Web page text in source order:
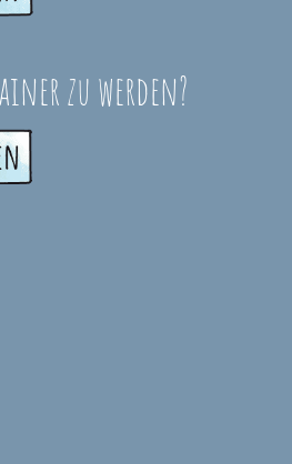
zu werden?